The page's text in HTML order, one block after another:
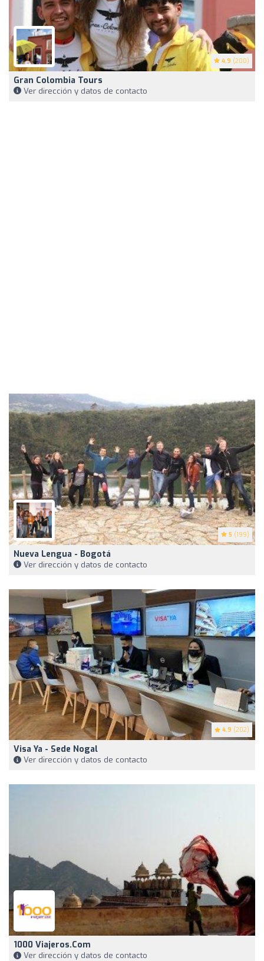
4.9 (200)
Gran Colombia Tours
Ver dirección y datos de contacto
5 (199)
Nueva Lengua - Bogotá
Ver dirección y datos de contacto
4.9 (202)
Visa Ya - Sede Nogal
Ver dirección y datos de contacto
1000 Viajeros.com
Ver dirección y datos de contacto